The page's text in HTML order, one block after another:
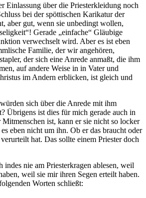
Einlassung über die Priesterkleidung noch
bei der spöttischen Karikatur der
aber gut, wenn sie unbedingt wollen,
Gerade „einfache“ Gläubige
verwechselt wird. Aber es ist eben
Familie, der wir angehören,
der sich eine Anrede anmaßt, die ihm
auf andere Weise in in Vater und
im Andern erblicken, ist gleich und
sich über die Anrede mit ihm
Übrigens ist dies für mich gerade auch in
ist, kann er sie nicht so locker
eben nicht um ihn. Ob er das braucht oder
hat. Das sollte einem Priester doch
nie am Priesterkragen ablesen, weil
weil sie mir ihren Segen erteilt haben.
Worten schließt: